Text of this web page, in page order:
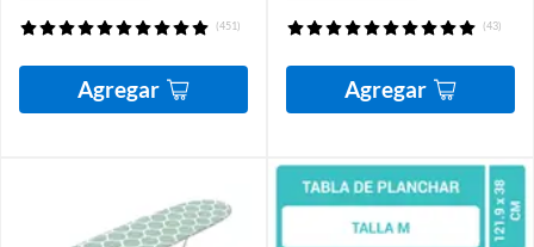
(451)
Agregar
(43)
Agregar